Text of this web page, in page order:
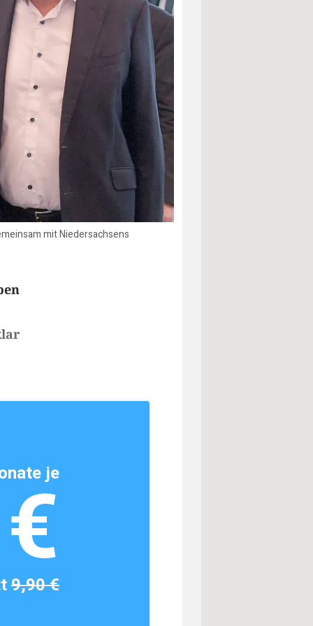
mit Niedersachsens
je
9,90 €